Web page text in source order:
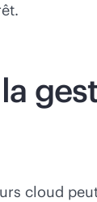
cloud